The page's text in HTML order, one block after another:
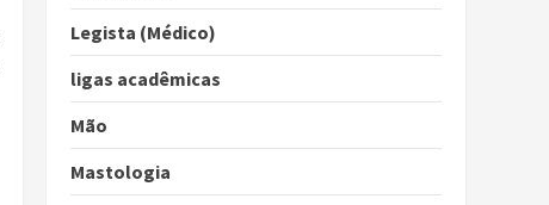
Legista (Médico)
ligas acadêmicas
Mão
Mastologia